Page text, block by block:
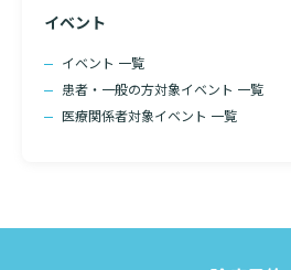
イベント
イベント 一覧
患者・一般の方対象イベント 一覧
医療関係者対象イベント 一覧